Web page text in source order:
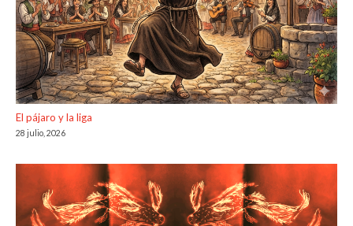
El pájaro y la liga
28 julio, 2026